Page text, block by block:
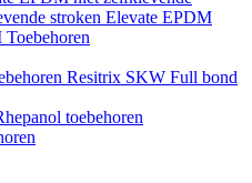
stroken Elevate EPDM
Resitrix SKW Full bond
toebehoren